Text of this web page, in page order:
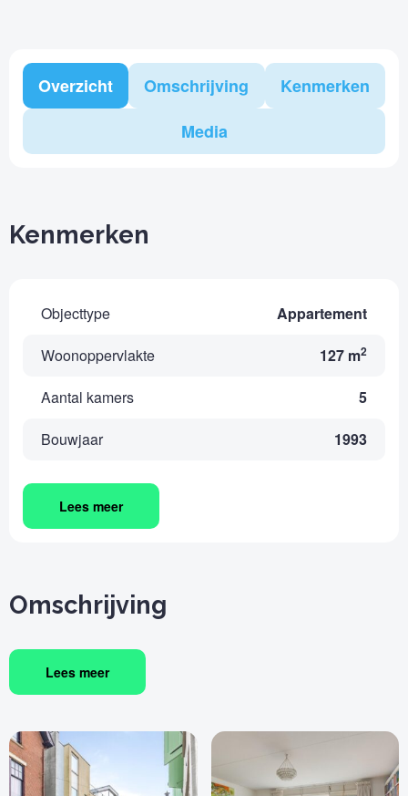
Overzicht Omschrijving
Kenmerken
Media
Kenmerken
Objecttype
Appartement
Woonoppervlakte
127 m2
Aantal kamers
5
Bouwjaar
1993
Lees meer
Omschrijving
Lees meer